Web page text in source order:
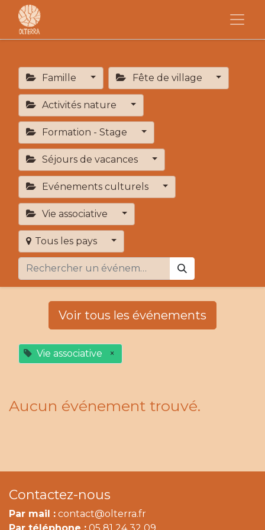
Famille Fête de village
Activités nature
Formation - Stage
Séjours de vacances
Evénements culturels
Vie associative
Tous les pays
Voir tous les événements
Vie associative ×
Aucun événement trouvé.
Contactez-nous
Par mail : contact@olterra.fr